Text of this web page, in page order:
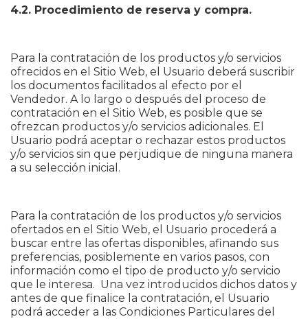
4.2. Procedimiento de reserva y compra.
Para la contratación de los productos y/o servicios
ofrecidos en el Sitio Web, el Usuario deberá suscribir
los documentos facilitados al efecto por el
Vendedor. A lo largo o después del proceso de
contratación en el Sitio Web, es posible que se
ofrezcan productos y/o servicios adicionales. El
Usuario podrá aceptar o rechazar estos productos
y/o servicios sin que perjudique de ninguna manera
a su selección inicial.
Para la contratación de los productos y/o servicios
ofertados en el Sitio Web, el Usuario procederá a
buscar entre las ofertas disponibles, afinando sus
preferencias, posiblemente en varios pasos, con
información como el tipo de producto y/o servicio
que le interesa. Una vez introducidos dichos datos y
antes de que finalice la contratación, el Usuario
podrá acceder a las Condiciones Particulares del